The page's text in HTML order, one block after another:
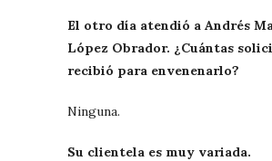
El otro día atendió a Andrés
López Obrador. ¿Cuántas
recibió para envenenarlo?
Ninguna.
Su clientela es muy variada.